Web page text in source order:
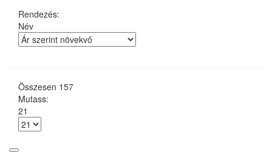
Rendezés:
Név
Összesen 157
Mutass:
21